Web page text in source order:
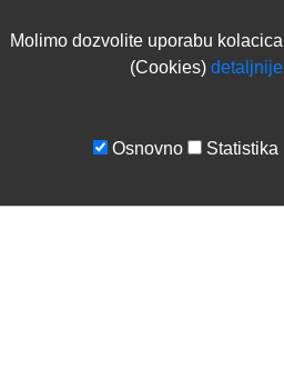
Molimo dozvolite uporabu kolacica
(Cookies)detaljnije
Osnovno Statistika